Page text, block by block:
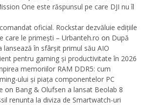
One este răspunsul pe care DJI nu îl
oficial. Rockstar dezvăluie edițiile
care le primești – Urbanteh.ro on După
lansează în sfârșit primul său AIO
pentru gaming și productivitate în 2026
memoriilor RAM DDR5: cum
ului și piața componentelor PC
on Bang & Olufsen a lansat Beolab 8
renunta la diviza de Smartwatch-uri